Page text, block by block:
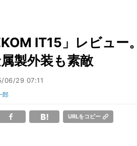
IT15」レビュ
製外装も素敵
06/29 07:11
郎
URLをコピー